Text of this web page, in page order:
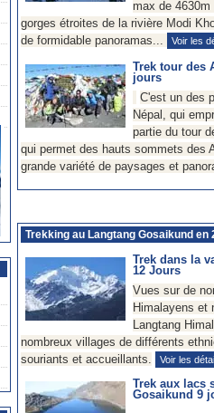
max de
gorges étroites de la rivière Modi
de formidable panoramas...
Voir les
Trek tour des
jours
C'est un des
Népal, qui
partie du tour
qui permet des hauts sommets des
grande variété de paysages et
Trekking au Langtang Gosaikund en
Trek dans la
12 Jours
Vues sur de
Himalayens et
Langtang
nombreux villages de différents
souriants et accueillants.
Voir les
Trek aux lacs
Gosaikund 9